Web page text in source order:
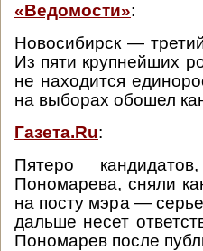
«Ведомости»:
Новосибирск —
Из пяти крупнейших
не находится
на выборах обошел
Газета.Ru:
Пятеро
Пономарева, сняли
на посту мэра —
дальше несет
Пономарев после